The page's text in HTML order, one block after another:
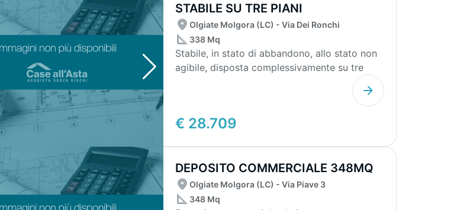
STABILE SU TRE PIANI
€ 28.709
Olgiate Molgora (LC) - Via Dei Ronchi
338 Mq
Stabile, in stato di abbandono, allo stato non
agibile, disposta complessivamente su tre
DEPOSITO COMMERCIALE 348MQ
Olgiate Molgora (LC) - Via Piave 3
348 Mq